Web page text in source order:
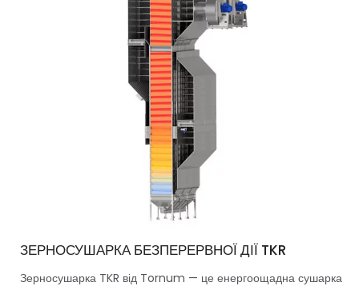
ЗЕРНОСУШАРКА БЕЗПЕРЕРВНОЇ ДІЇ TKR
Зерносушарка TKR від Tornum — це енергоощадна сушарка